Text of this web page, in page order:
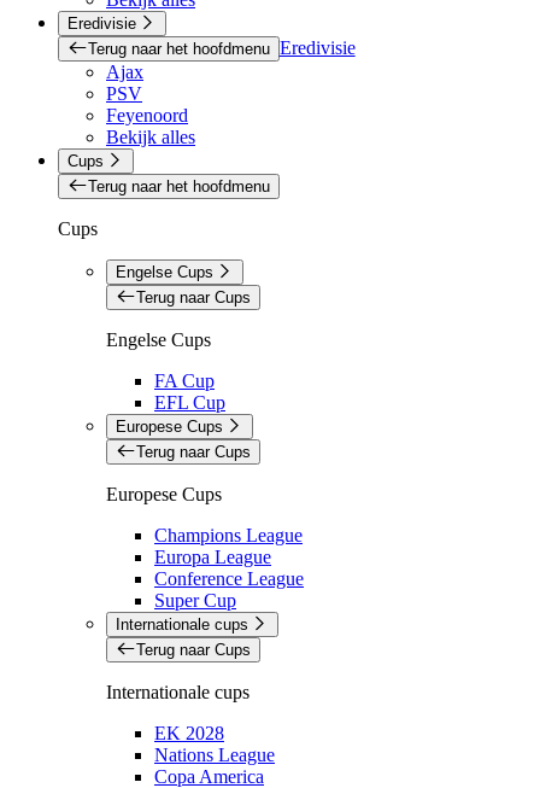
Eredivisie
Terug naar het hoofdmenu Eredivisie
Ajax
PSV
Feyenoord
Bekijk alles
Cups
Terug naar het hoofdmenu
Cups
Engelse Cups
Terug naar Cups
Engelse Cups
FA Cup
EFL Cup
Europese Cups
Terug naar Cups
Europese Cups
Champions League
Europa League
Conference League
Super Cup
Internationale cups
Terug naar Cups
Internationale cups
EK 2028
Nations League
Copa America